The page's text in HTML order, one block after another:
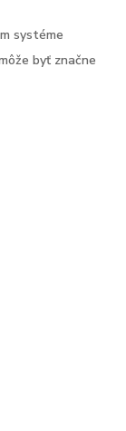
systéme
byť značne